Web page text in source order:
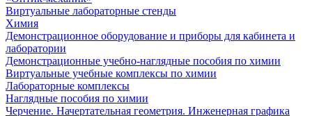
Виртуальные лабораторные стенды
Химия
Демонстрационное оборудование и приборы для кабинета и
лаборатории
Демонстрационные учебно-наглядные пособия по химии
Виртуальные учебные комплексы по химии
Лабораторные комплексы
Наглядные пособия по химии
Черчение. Начертательная геометрия. Инженерная графика